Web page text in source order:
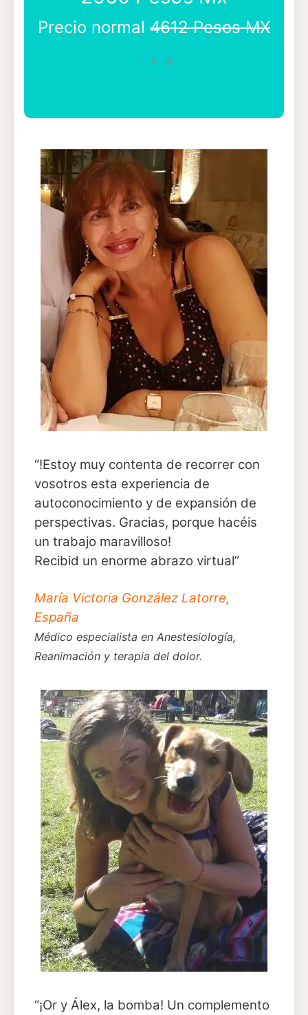
Precio normal 4612 Pesos MX
“!Estoy muy contenta de recorrer con
vosotros esta experiencia de
autoconocimiento y de expansión de
perspectivas. Gracias, porque hacéis
un trabajo maravilloso!
Recibid un enorme abrazo virtual”
María Victoria González Latorre,
España
Médico especialista en Anestesiología,
Reanimación y terapia del dolor.
“¡Or y Álex, la bomba! Un complemento